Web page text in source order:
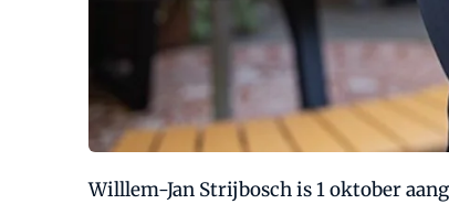
Willlem-Jan Strijbosch is 1 oktober